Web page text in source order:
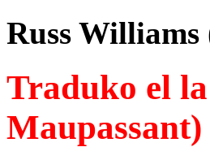
Russ Williams
Traduko el
Maupassant)